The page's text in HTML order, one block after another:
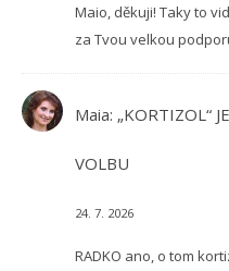
Maio, děkuji! Taky to
za Tvou velkou
Maia: „KORTIZOL“
VOLBU
24. 7. 2026
RADKO ano, o tom